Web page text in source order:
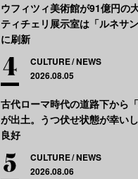
ウフィツィ美術館が91億円の
ティチェリ展示室は「ルネサ
に刷新
CULTURE NEWS
2026.08.05
古代ローマ時代の道路下から
が出土。うつ伏せ状態が幸い
良好
CULTURE NEWS
2026.08.06